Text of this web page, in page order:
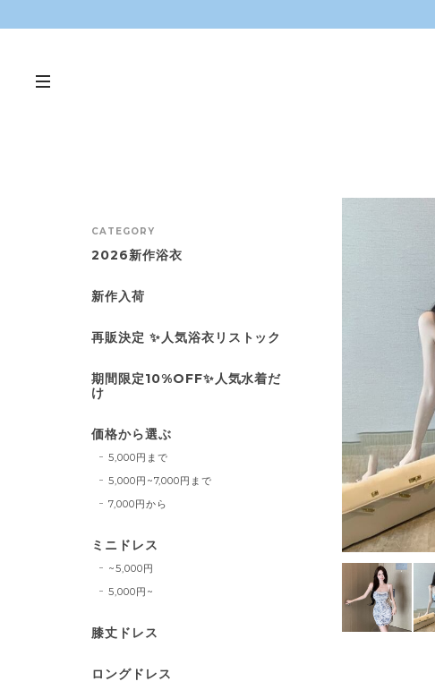
CATEGORY
2026新作浴衣
新作入荷
再販決定 ✨人気浴衣リストック
期間限定10%OFF✨人気水着だ
け
価格から選ぶ
5,000円まで
5,000円~7,000円まで
7,000円から
ミニドレス
~5,000円
5,000円~
膝丈ドレス
ロングドレス